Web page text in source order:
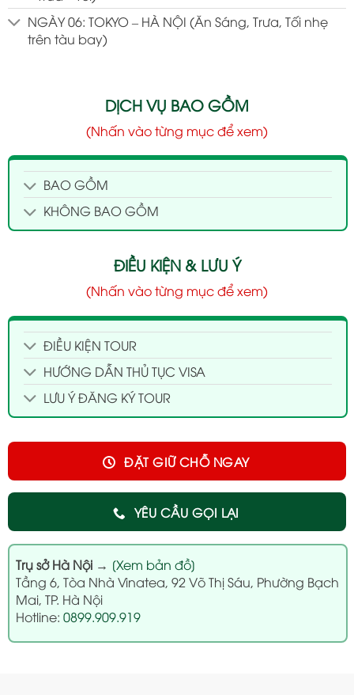
NGÀY 06: TOKYO – HÀ NỘI (Ăn Sáng, Trưa, Tối nhẹ
trên tàu bay)
DỊCH VỤ BAO GỒM
(Nhấn vào từng mục để xem)
BAO GỒM
KHÔNG BAO GỒM
ĐIỀU KIỆN & LƯU Ý
(Nhấn vào từng mục để xem)
ĐIỀU KIỆN TOUR
HƯỚNG DẪN THỦ TỤC VISA
LƯU Ý ĐĂNG KÝ TOUR
YÊU CẦU GỌI LẠI
ĐẶT GIỮ CHỖ NGAY
Trụ sở Hà Nội→ [Xem bản đồ]
Tầng 6, Tòa Nhà Vinatea, 92 Võ Thị Sáu, Phường Bạch
Mai, TP. Hà Nội
Hotline: 0899.909.919